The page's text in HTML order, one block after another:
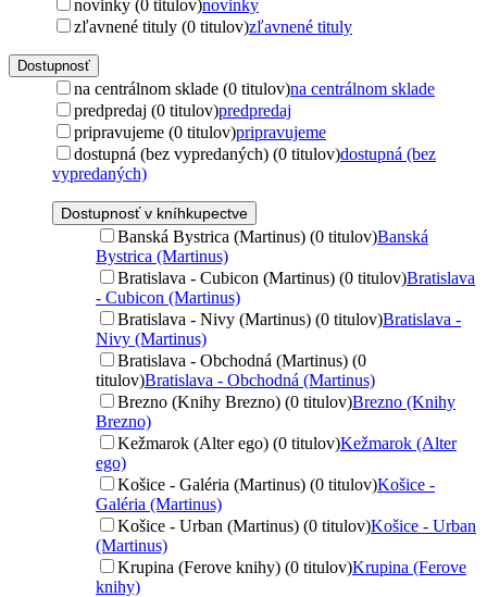
novinky (0 titulov)novinky
zľavnené tituly (0 titulov)zľavnené tituly
Dostupnosť
na centrálnom sklade (0 titulov)na centrálnom sklade
predpredaj (0 titulov)predpredaj
pripravujeme (0 titulov)pripravujeme
dostupná (bez vypredaných) (0 titulov)dostupná (bez
vypredaných)
Dostupnosť v kníhkupectve
Banská Bystrica (Martinus) (0 titulov)Banská
Bystrica (Martinus)
Bratislava - Cubicon (Martinus) (0 titulov)Bratislava
- Cubicon (Martinus)
Bratislava - Nivy (Martinus) (0 titulov)Bratislava -
Nivy (Martinus)
Bratislava - Obchodná (Martinus) (0
titulov)Bratislava - Obchodná (Martinus)
Brezno (Knihy Brezno) (0 titulov)Brezno (Knihy
Brezno)
Kežmarok (Alter ego) (0 titulov)Kežmarok (Alter
ego)
Košice - Galéria (Martinus) (0 titulov)Košice -
Galéria (Martinus)
Košice - Urban (Martinus) (0 titulov)Košice - Urban
(Martinus)
Krupina (Ferove knihy) (0 titulov)Krupina (Ferove
knihy)